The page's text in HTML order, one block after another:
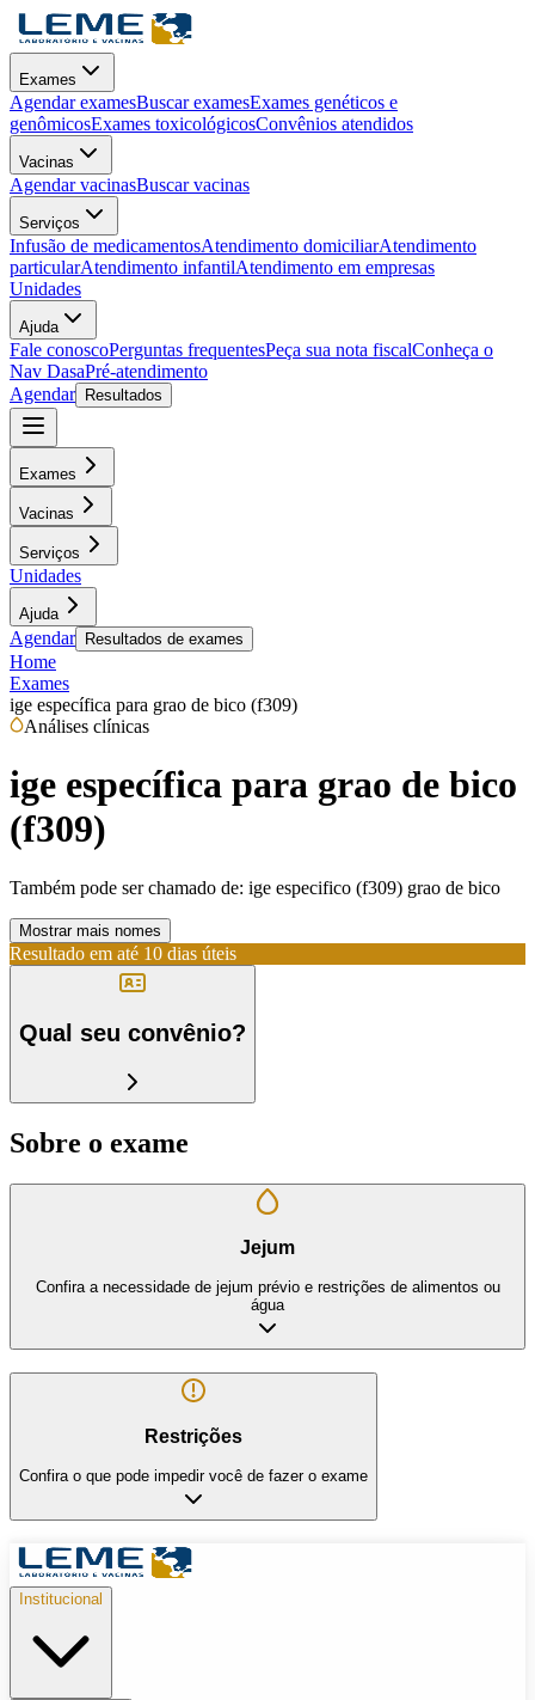
Exames
Agendar examesBuscar examesExames genéticos e
genômicosExames toxicológicosConvênios atendidos
Vacinas
Agendar vacinasBuscar vacinas
Serviços
Infusão de medicamentosAtendimento domiciliarAtendimento
particularAtendimento infantilAtendimento em empresas
Unidades
Ajuda
Fale conoscoPerguntas frequentesPeça sua nota fiscalConheça o
Nav DasaPré-atendimento
Agendar
Resultados
Exames
Vacinas
Serviços
Unidades
Ajuda
Agendar Resultados de exames
Home
Exames
ige específica para grao de bico (f309)
Análises clínicas
ige específica para grao de bico
(f309)
Também pode ser chamado de: ige especifico (f309) grao de bico
Mostrar mais nomes
Resultado em até 10 dias úteis
Qual seu convênio?
Sobre o exame
Jejum
Confira a necessidade de jejum prévio e restrições de alimentos ou
água
Restrições
Confira o que pode impedir você de fazer o exame
Institucional